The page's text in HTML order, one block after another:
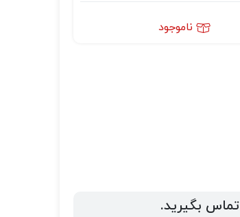
ناموجود
تماس بگیرید.